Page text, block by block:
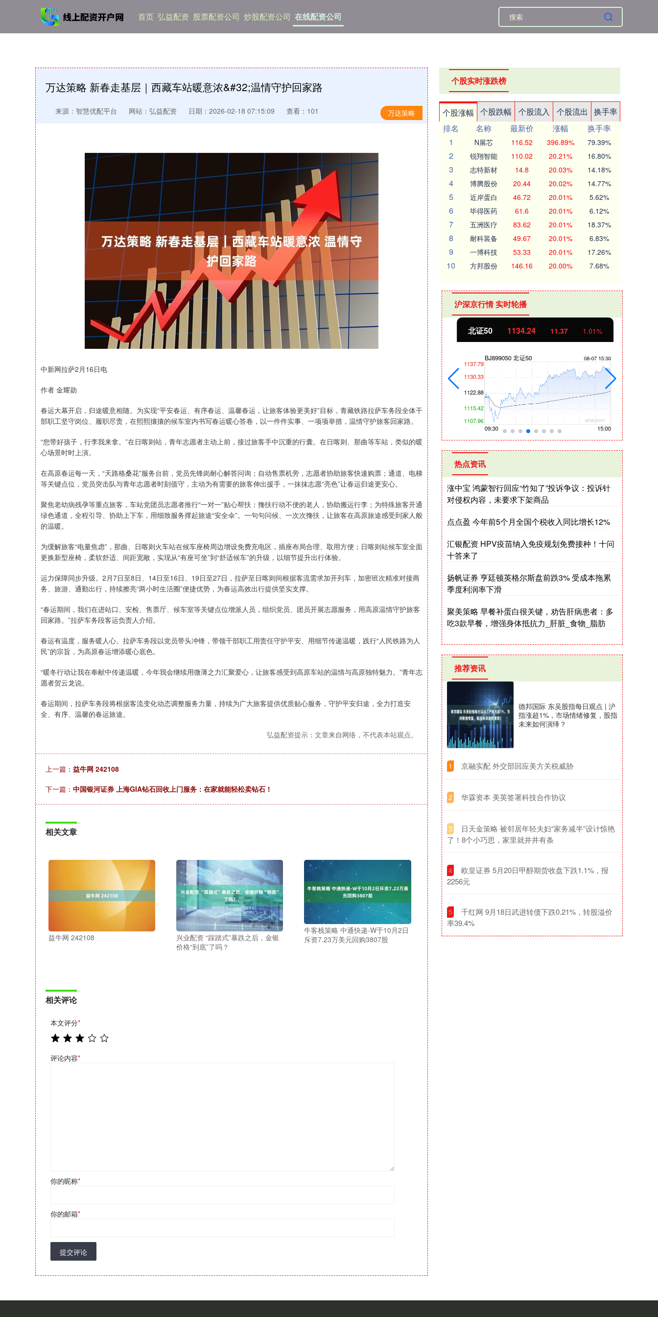
首页 弘益配资 股票配资公司 炒股配资公司 在线配资公司
万达策略 新春走基层｜西藏车站暖意浓&#32;温情守护回家路
万达策略
来源：智慧优配平台 网站：弘益配资 日期：2026-02-18 07:15:09 查看：101
中新网拉萨2月16日电
作者 金耀勋
春运大幕开启，归途暖意相随。为实现“平安春运、有序春运、温馨春运，让旅客体验更美好”目标，青藏铁路拉萨车务段全体干
部职工坚守岗位、履职尽责，在熙熙攘攘的候车室内书写春运暖心答卷，以一件件实事、一项项举措，温情守护旅客回家路。
“您带好孩子，行李我来拿。”在日喀则站，青年志愿者主动上前，接过旅客手中沉重的行囊。在日喀则、那曲等车站，类似的暖
心场景时时上演。
在高原春运每一天，“天路格桑花”服务台前，党员先锋岗耐心解答问询；自动售票机旁，志愿者协助旅客快速购票；通道、电梯
等关键点位，党员突击队与青年志愿者时刻值守，主动为有需要的旅客伸出援手，一抹抹志愿“亮色”让春运归途更安心。
聚焦老幼病残孕等重点旅客，车站党团员志愿者推行“一对一”贴心帮扶：搀扶行动不便的老人，协助搬运行李；为特殊旅客开通
绿色通道，全程引导、协助上下车，用细致服务撑起旅途“安全伞”。一句句问候、一次次搀扶，让旅客在高原旅途感受到家人般
的温暖。
为缓解旅客“电量焦虑”，那曲、日喀则火车站在候车座椅周边增设免费充电区，插座布局合理、取用方便；日喀则站候车室全面
更换新型座椅，柔软舒适、间距宽敞，实现从“有座可坐”到“舒适候车”的升级，以细节提升出行体验。
运力保障同步升级。2月7日至8日、14日至16日、19日至27日，拉萨至日喀则间根据客流需求加开列车，加密班次精准对接商
务、旅游、通勤出行，持续擦亮“两小时生活圈”便捷优势，为春运高效出行提供坚实支撑。
“春运期间，我们在进站口、安检、售票厅、候车室等关键点位增派人员，组织党员、团员开展志愿服务，用高原温情守护旅客
回家路。”拉萨车务段客运负责人介绍。
春运有温度，服务暖人心。拉萨车务段以党员带头冲锋，带领干部职工用责任守护平安、用细节传递温暖，践行“人民铁路为人
民”的宗旨，为高原春运增添暖心底色。
“暖冬行动让我在奉献中传递温暖，今年我会继续用微薄之力汇聚爱心，让旅客感受到高原车站的温情与高原独特魅力。”青年志
愿者贺云龙说。
春运期间，拉萨车务段将根据客流变化动态调整服务力量，持续为广大旅客提供优质贴心服务，守护平安归途，全力打造安
全、有序、温馨的春运旅途。
弘益配资提示：文章来自网络，不代表本站观点。
上一篇： 益牛网 242108
下一篇： 中国银河证券 上海GIA钻石回收上门服务：在家就能轻松卖钻石！
相关文章
益牛网 242108
兴业配资 “踩踏式”暴跌之后，金银
价格“到底”了吗？
牛客栈策略 中通快递-W于10月2日
斥资7.23万美元回购3807股
相关评论
本文评分*
评论内容*
你的昵称*
你的邮箱*
提交评论
个股实时涨跌榜
个股涨幅 个股跌幅 个股流入 个股流出
换手率
排名
名称 最新价 涨幅
换手率
1
N展芯 116.52 396.89% 79.39%
2 锐翔智能 110.02 20.21% 16.80%
3 志特新材 14.8 20.03% 14.18%
4 博腾股份 20.44 20.02% 14.77%
5 近岸蛋白 46.72 20.01% 5.62%
6 毕得医药 61.6 20.01% 6.12%
7 五洲医疗 83.62 20.01% 18.37%
8 耐科装备 49.67 20.01% 6.83%
9 一博科技 53.33 20.01% 17.26%
10 方邦股份 146.16 20.00% 7.68%
沪深京行情 实时轮播
深证成指 14311.01 200.89 1.42% 沪深300 4694.44 43.13 北证50 1134.24 11.37 1.01%
热点资讯
涨中宝 鸿蒙智行回应“竹知了”投诉争议：投诉针
对侵权内容，未要求下架商品
点点盈 今年前5个月全国个税收入同比增长12%
汇银配资 HPV疫苗纳入免疫规划免费接种！十问
十答来了
扬帆证券 亨廷顿英格尔斯盘前跌3% 受成本拖累
季度利润率下滑
聚美策略 早餐补蛋白很关键，劝告肝病患者：多
吃3款早餐，增强身体抵抗力_肝脏_食物_脂肪
推荐资讯
德邦国际 东吴股指每日观点 | 沪
指涨超1%，市场情绪修复，股指
未来如何演绎？
1 ​京融实配 外交部回应美方关税威胁
2 ​华霖资本 美英签署科技合作协议
3
​日天金策略 被邻居年轻夫妇“家务减半”设计惊艳
了！8个小巧思，家里就井井有条
4
​欧皇证券 5月20日甲醇期货收盘下跌1.1%，报
2256元
5
​千红网 9月18日武进转债下跌0.21%，转股溢价
率39.4%